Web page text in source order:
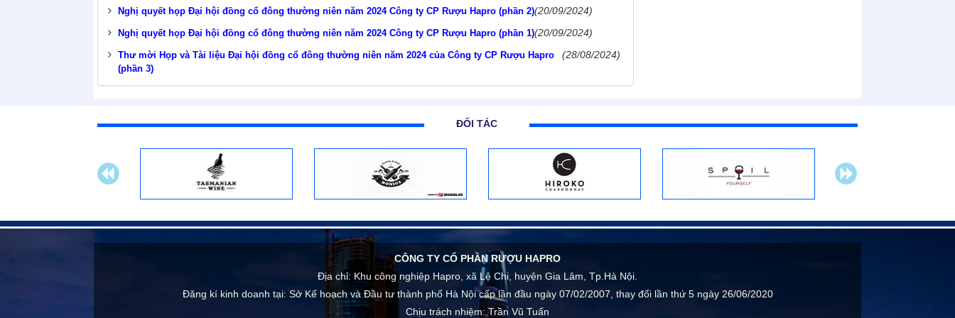
Nghị quyết họp Đại hội đồng cổ đông thường niên năm 2024 Công ty CP Rượu Hapro (phần 2)(20/09/2024)
Nghị quyết họp Đại hội đồng cổ đông thường niên năm 2024 Công ty CP Rượu Hapro (phần 1)(20/09/2024)
Thư mời Họp và Tài liệu Đại hội đồng cổ đông thường niên năm 2024 của Công ty CP Rượu Hapro
(phần 3)
(28/08/2024)
ĐỐI TÁC
CÔNG TY CỔ PHẦN RƯỢU HAPRO
Địa chỉ:Khu công nghiệp Hapro, xã Lệ Chi, huyện Gia Lâm, Tp.Hà Nội.
Đăng kí kinh doanh tại: Sở Kế hoạch và Đầu tư thành phố Hà Nội cấp lần đầu ngày 07/02/2007, thay đổi lần thứ 5 ngày 26/06/2020
Chịu trách nhiệm:Trần Vũ Tuấn